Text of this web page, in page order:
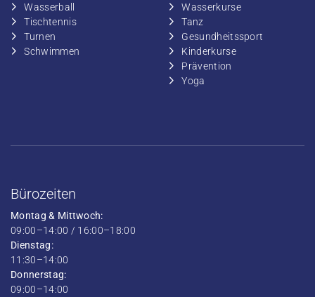
​Wasserball
​Tischtennis
​​Turnen
​​Schwimmen
​​Wasserkurse
​​Tanz
​Gesundheitssport
​Kinderkurse
Prävention
Yoga
Bürozeiten
Montag & Mittwoch:
09:00–14:00 / 16:00–18:00
Dienstag:
11:30–14:00
Donnerstag:
09:00–14:00